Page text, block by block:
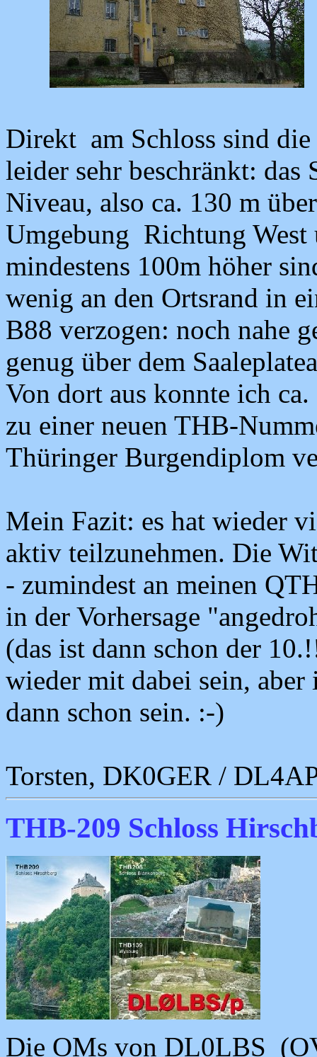
Direkt am Schloss sind
leider sehr beschränkt: das
Niveau, also ca. 130 m
Umgebung Richtung West
mindestens 100m höher
wenig an den Ortsrand in
B88 verzogen: noch nahe
genug über dem
Von dort aus konnte ich
zu einer neuen THB-
Thüringer Burgendiplom
Mein Fazit: es hat wieder
aktiv teilzunehmen. Die
- zumindest an meinen
in der Vorhersage
(das ist dann schon der
wieder mit dabei sein, aber
dann schon sein. :-)
Torsten, DK0GER /
THB-209 Schloss
Die OMs von DL0LBS